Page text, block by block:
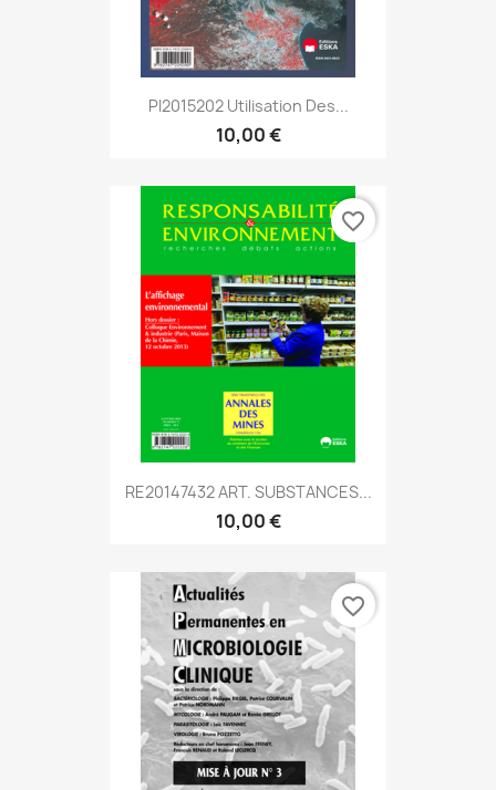
PI2015202 Utilisation Des...
10,00 €
RE20147432 ART. SUBSTANCES...
10,00 €
favorite_border
favorite_border